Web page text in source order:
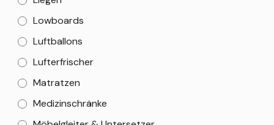
Lowboards
Luftballons
Lufterfrischer
Matratzen
Medizinschränke